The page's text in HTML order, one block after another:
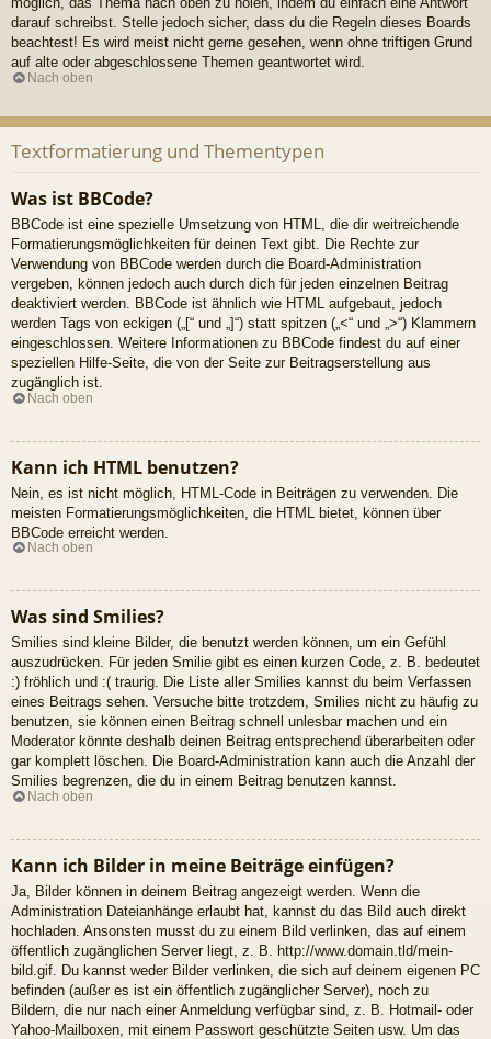
darauf schreibst. Stelle jedoch sicher, dass du die Regeln dieses Boards
beachtest! Es wird meist nicht gerne gesehen, wenn ohne triftigen Grund
auf alte oder abgeschlossene Themen geantwortet wird.
Nach oben
Textformatierung und Thementypen
Was ist BBCode?
BBCode ist eine spezielle Umsetzung von HTML, die dir weitreichende
Formatierungsmöglichkeiten für deinen Text gibt. Die Rechte zur
Verwendung von BBCode werden durch die Board-Administration
vergeben, können jedoch auch durch dich für jeden einzelnen Beitrag
deaktiviert werden. BBCode ist ähnlich wie HTML aufgebaut, jedoch
werden Tags von eckigen („[“ und „]“) statt spitzen („<“ und „>“) Klammern
eingeschlossen. Weitere Informationen zu BBCode findest du auf einer
speziellen Hilfe-Seite, die von der Seite zur Beitragserstellung aus
zugänglich ist.
Nach oben
Kann ich HTML benutzen?
Nein, es ist nicht möglich, HTML-Code in Beiträgen zu verwenden. Die
meisten Formatierungsmöglichkeiten, die HTML bietet, können über
BBCode erreicht werden.
Nach oben
Was sind Smilies?
Smilies sind kleine Bilder, die benutzt werden können, um ein Gefühl
auszudrücken. Für jeden Smilie gibt es einen kurzen Code, z. B. bedeutet
:) fröhlich und :( traurig. Die Liste aller Smilies kannst du beim Verfassen
eines Beitrags sehen. Versuche bitte trotzdem, Smilies nicht zu häufig zu
benutzen, sie können einen Beitrag schnell unlesbar machen und ein
Moderator könnte deshalb deinen Beitrag entsprechend überarbeiten oder
gar komplett löschen. Die Board-Administration kann auch die Anzahl der
Smilies begrenzen, die du in einem Beitrag benutzen kannst.
Nach oben
Kann ich Bilder in meine Beiträge einfügen?
Ja, Bilder können in deinem Beitrag angezeigt werden. Wenn die
Administration Dateianhänge erlaubt hat, kannst du das Bild auch direkt
hochladen. Ansonsten musst du zu einem Bild verlinken, das auf einem
öffentlich zugänglichen Server liegt, z. B. http://www.domain.tld/mein-
bild.gif. Du kannst weder Bilder verlinken, die sich auf deinem eigenen PC
befinden (außer es ist ein öffentlich zugänglicher Server), noch zu
Bildern, die nur nach einer Anmeldung verfügbar sind, z. B. Hotmail- oder
Yahoo-Mailboxen, mit einem Passwort geschützte Seiten usw. Um das